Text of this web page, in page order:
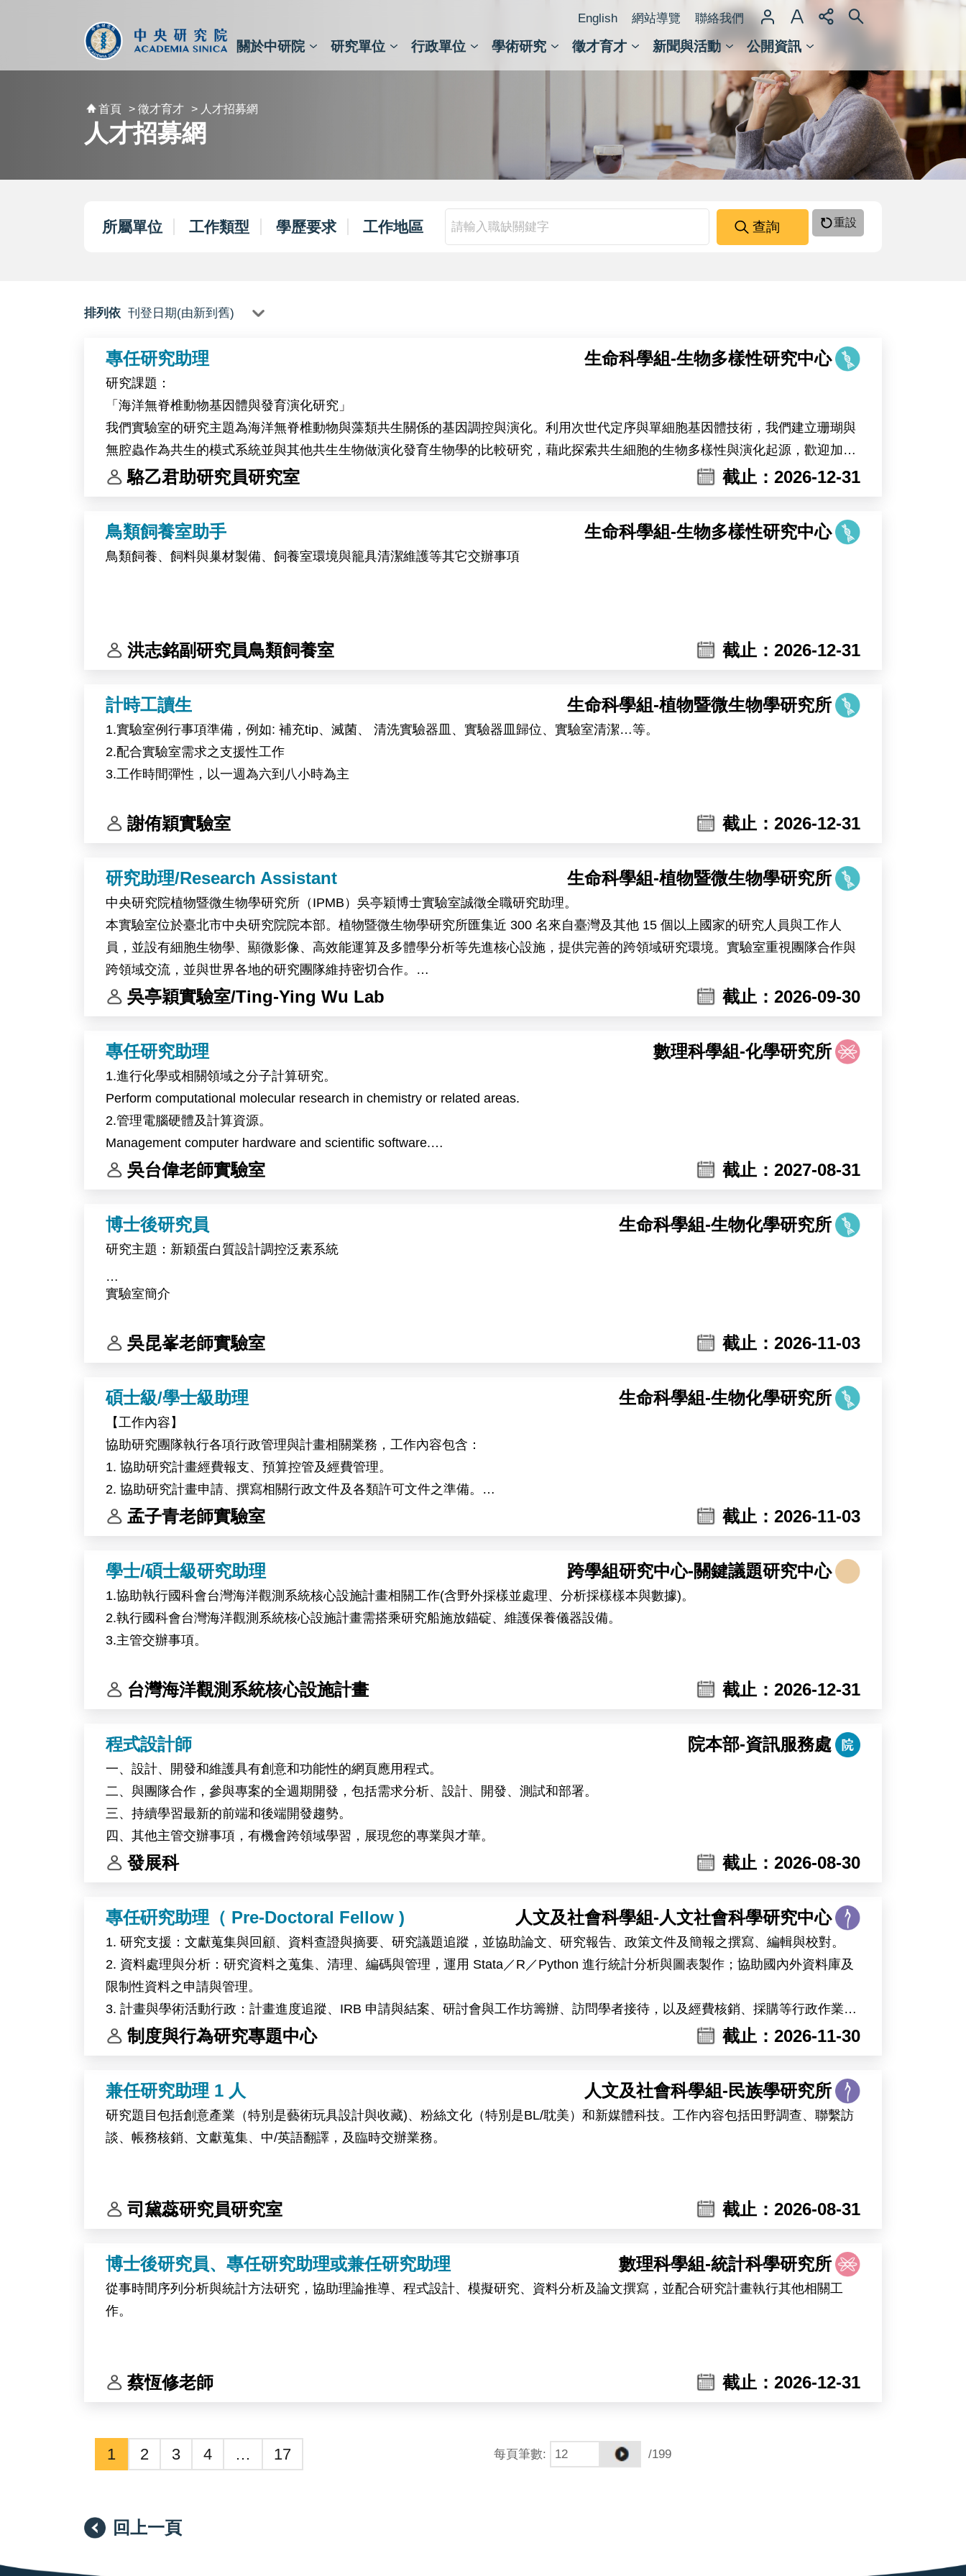
English 網站導覽 聯絡我們
關於中研院 研究單位 行政單位 學術研究 徵才育才 新聞與活動 公開資訊
首頁 > 徵才育才 > 人才招募網
人才招募網
所屬單位 工作類型 學歷要求 工作地區 查詢 重設
排列依
專任研究助理 生命科學組-生物多樣性研究中心
研究課題：
「海洋無脊椎動物基因體與發育演化研究」
我們實驗室的研究主題為海洋無脊椎動物與藻類共生關係的基因調控與演化。利用次世代定序與單細胞基因體技術，我們建立珊瑚與
無腔蟲作為共生的模式系統並與其他共生生物做演化發育生物學的比較研究，藉此探索共生細胞的生物多樣性與演化起源，歡迎加入
我們的研究團隊。
(1) 海洋無脊椎動物與藻類的採集和培養
(2) 分子生物學與生物化學操作
駱乙君助研究員研究室 截止：2026-12-31
鳥類飼養室助手 生命科學組-生物多樣性研究中心
鳥類飼養、飼料與巢材製備、飼養室環境與籠具清潔維護等其它交辦事項
洪志銘副研究員鳥類飼養室 截止：2026-12-31
計時工讀生 生命科學組-植物暨微生物學研究所
1.實驗室例行事項準備，例如: 補充tip、滅菌、 清洗實驗器皿、實驗器皿歸位、實驗室清潔…等。
2.配合實驗室需求之支援性工作
3.工作時間彈性，以一週為六到八小時為主
謝侑穎實驗室 截止：2026-12-31
研究助理/Research Assistant 生命科學組-植物暨微生物學研究所
中央研究院植物暨微生物學研究所（IPMB）吳亭穎博士實驗室誠徵全職研究助理。
本實驗室位於臺北市中央研究院院本部。植物暨微生物學研究所匯集近 300 名來自臺灣及其他 15 個以上國家的研究人員與工作人
員，並設有細胞生物學、顯微影像、高效能運算及多體學分析等先進核心設施，提供完善的跨領域研究環境。實驗室重視團隊合作與
跨領域交流，並與世界各地的研究團隊維持密切合作。
錄取者將參與植物與環境交互作用相關研究，主要以地錢（Marchantia）、阿拉伯芥（Arabidopsis）及可能包含大豆等植物為研究材
本研究計畫將與比利時 Ive De Smet 博士及 Devang Mehta 博士的研究團隊合作進行。
The laboratory of Dr. Ting-Ying Wu at the Institute of Plant and Microbial Biology (IPMB), Academia Sinica, invites applications for a
full-time Research Assistant position.
The laboratory is located on the main campus of Academia Sinica in Taipei, Taiwan. IPMB is home to nearly 300 researchers and
staff members from Taiwan and more than 15 other countries. The institute provides state-of-the-art core facilities in cell biology,
microscopy, high-performance computing, and multi-omics analysis, offering an excellent environment for interdisciplinary research.
Arabidopsis, and potentially soybean, the project will investigate the physiological and molecular responses of plants to heat stress
and environmental changes associated with global warming. The research will also explore how environmental changes affect
circadian clock regulation in high-altitude crops.
Primary responsibilities include molecular cloning, protein expression analysis, and mutant screening.
This research project will be conducted in collaboration with the research groups of Dr. Ive De Smet and Dr. Devang Mehta in
吳亭穎實驗室/Ting-Ying Wu Lab 截止：2026-09-30
專任研究助理 數理科學組-化學研究所
1.進行化學或相關領域之分子計算研究。
Perform computational molecular research in chemistry or related areas.
2.管理電腦硬體及計算資源。
Management computer hardware and scientific software.
3.計畫管理及撰寫研究報告和學術論文。
吳台偉老師實驗室 截止：2027-08-31
博士後研究員 生命科學組-生物化學研究所
研究主題：新穎蛋白質設計調控泛素系統
實驗室簡介
中央研究院生物化學研究所 吳昆峯博士研究團隊（https://kpwulab.com/）以「蛋白質化學」為核心，研究泛素（ubiquitin）與泛素類
本實驗室的研究架構建立在「計算設計—實驗驗證」的完整循環之上。AI 工具可在短時間內產生大量候選分子，但其價值必須經由蛋
白質表現與純化、生物物理定量、生化重組反應與結構解析逐一檢證。計算設計平台於本實驗室已臻成熟，本次招募之職位將主導實
驗驗證端，為決定研究品質與推進速度的關鍵角色。本實驗室所開發之設計蛋白質，除作為解析酵素活化與調控機制的分子工具外，
亦具備發展為專一性抑制劑或標的蛋白降解劑（targeted protein degradation）之潛力。經生化重組與結構層次完整驗證的分子，將
進一步與細胞生物學實驗室合作，推進至細胞模式與疾病模式之功能驗證。本職位所產出的分子與數據，即為銜接分子設計與轉譯應
跨團隊合作
本職位並非單點的技術執行，而是跨越多個團隊的樞紐角色。分子產出與實驗數據將同時對接：
●計算設計團隊——回饋親和力、專一性與結構資訊，驅動下一輪設計迭代
●細胞生物學合作團隊——將經生化與結構驗證之分子導入細胞系統，檢驗其對泛素化修飾與下游訊息路徑之調控效果，並進一步延
●國內外學術合作單位——共同推動方法開發與轉譯應用
我們期望每一個設計分子的驗證能貫穿「分子設計—生化重組—結構解析—細胞功能—疾病調控」的完整鏈條，而本職位正位於此一
鏈條的核心。
研究環境
實驗平台包括冷凍電子顯微鏡、蛋白質結晶學、AI 加速之 NMR 數據收集與分析、HDX-MS、ITC/BLI，以及酵母菌表面呈現（yeast
surface display, YSD）篩選與親和力成熟平台。近年成果發表於 ACS Synthetic Biology（2023）、JACS（2026）、Journal of
Biological Chemistry（2025）、Journal of Molecular Biology（2023）與 Protein Science（2026）。
本實驗室獲多項中研院計畫補助，包括深耕計畫（2026–2030）、人工智慧與蛋白質設計計畫（2025–2027）、關鍵突破種子計畫
（2026–2027，協同主持人），提供穩定的研究環境與多元的跨領域合作機會。
●蛋白質表現與純化（大腸桿菌／哺乳類細胞系統），建立穩定可重複、可交接的純化流程
●以生物物理與生化方法（ITC、BLI、SEC-MALS、酵素動力學等）分析蛋白質性質與蛋白質—蛋白質交互作用
●以冷凍電鏡、X 光晶體繞射或溶液態 NMR 解析目標蛋白與複合體結構
●與細胞生物學合作團隊共同規劃並執行細胞層級之功能驗證，將分子推進至疾病相關模式
吳昆峯老師實驗室 截止：2026-11-03
碩士級/學士級助理 生命科學組-生物化學研究所
【工作內容】
協助研究團隊執行各項行政管理與計畫相關業務，工作內容包含：
1. 協助研究計畫經費報支、預算控管及經費管理。
2. 協助研究計畫申請、撰寫相關行政文件及各類許可文件之準備。
3. 協助團隊內外聯繫、會議安排、訪賓接待。
孟子青老師實驗室 截止：2026-11-03
學士/碩士級研究助理 跨學組研究中心-關鍵議題研究中心
1.協助執行國科會台灣海洋觀測系統核心設施計畫相關工作(含野外採樣並處理、分析採樣樣本與數據)。
2.執行國科會台灣海洋觀測系統核心設施計畫需搭乘研究船施放錨碇、維護保養儀器設備。
3.主管交辦事項。
台灣海洋觀測系統核心設施計畫 截止：2026-12-31
程式設計師 院本部-資訊服務處
一、設計、開發和維護具有創意和功能性的網頁應用程式。
二、與團隊合作，參與專案的全週期開發，包括需求分析、設計、開發、測試和部署。
三、持續學習最新的前端和後端開發趨勢。
四、其他主管交辦事項，有機會跨領域學習，展現您的專業與才華。
發展科 截止：2026-08-30
專任硏究助理（ Pre-Doctoral Fellow ) 人文及社會科學組-人文社會科學研究中心
1. 研究支援：文獻蒐集與回顧、資料查證與摘要、研究議題追蹤，並協助論文、研究報告、政策文件及簡報之撰寫、編輯與校對。
2. 資料處理與分析：研究資料之蒐集、清理、編碼與管理，運用 Stata／R／Python 進行統計分析與圖表製作；協助國內外資料庫及
限制性資料之申請與管理。
3. 計畫與學術活動行政：計畫進度追蹤、IRB 申請與結案、研討會與工作坊籌辦、訪問學者接待，以及經費核銷、採購等行政作業。
4. 其他計畫主持人交辦事項。
本單位專注經濟、公共政策及社會科學跨領域研究，誠徵具研究熱忱及資料分析能力之專任研究助理（Pre-Doctoral Fellow）。工作
內容涵蓋協助中心研究計畫、支援行政及學術活動等。
本工作可提供豐富研究資源、與國內外學者交流及參與研究成果產出之機會，適合作為攻讀國內外博士班前之研究歷練，歡迎有志投
入學術研究工作的優秀人才加入。
制度與行為研究專題中心 截止：2026-11-30
兼任研究助理 1 人 人文及社會科學組-民族學研究所
研究題目包括創意產業（特別是藝術玩具設計與收藏)、粉絲文化（特別是BL/耽美）和新媒體科技。工作內容包括田野調查、聯繫訪
談、帳務核銷、文獻蒐集、中/英語翻譯，及臨時交辦業務。
司黛蕊研究員研究室 截止：2026-08-31
博士後研究員、專任研究助理或兼任研究助理 數理科學組-統計科學研究所
從事時間序列分析與統計方法研究，協助理論推導、程式設計、模擬研究、資料分析及論文撰寫，並配合研究計畫執行其他相關工
作。
蔡恆修老師 截止：2026-12-31
1 2 3 4 … 17 每頁筆數: /199
回上一頁